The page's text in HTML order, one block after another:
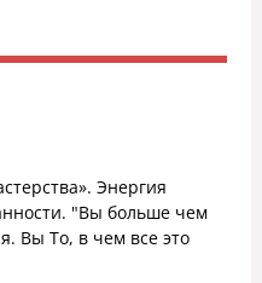
Энергия
"Вы больше чем
Вы То, в чем все это